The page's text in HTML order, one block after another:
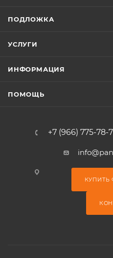
ПОДЛОЖКА
УСЛУГИ
ИНФОРМАЦИЯ
ПОМОЩЬ
+7 (966) 775-78-